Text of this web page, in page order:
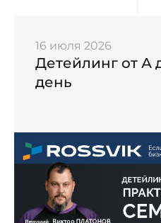
16 июля 2026
Детейлинг от А
день